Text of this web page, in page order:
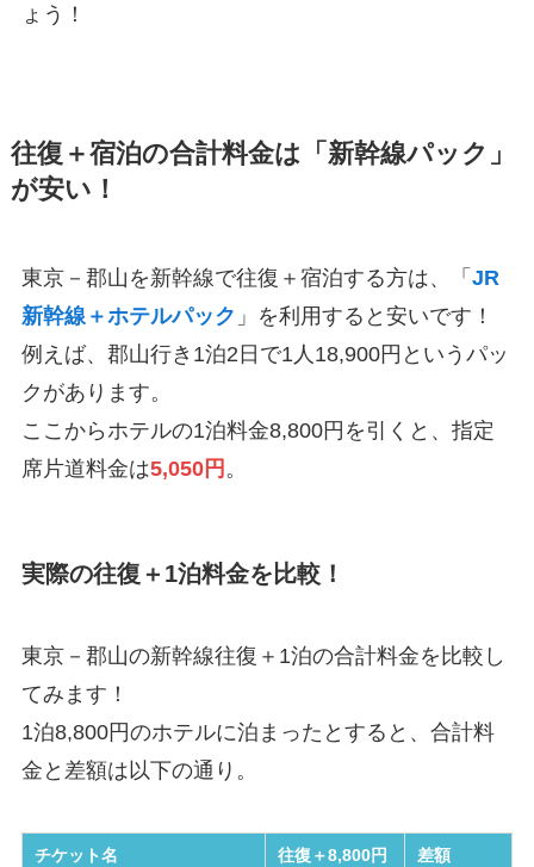
ょう！
往復＋宿泊の合計料金は「新幹線パック」
が安い！
東京－郡山を新幹線で往復＋宿泊する方は、「 JR
新幹線＋ホテルパック 」を利用すると安いです！
例えば、郡山行き1泊2日で1人18,900円というパッ
クがあります。
ここからホテルの1泊料金8,800円を引くと、指定
席片道料金は5,050円 。
実際の往復＋1泊料金を比較！
東京－郡山の新幹線往復＋1泊の合計料金を比較し
てみます！
1泊8,800円のホテルに泊まったとすると、合計料
金と差額は以下の通り。
チケット名 往復＋8,800円 差額